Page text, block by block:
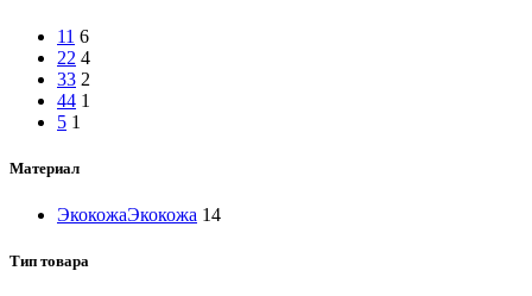
11 6
22 4
33 2
44 1
5 1
Материал
ЭкокожаЭкокожа 14
Тип товара